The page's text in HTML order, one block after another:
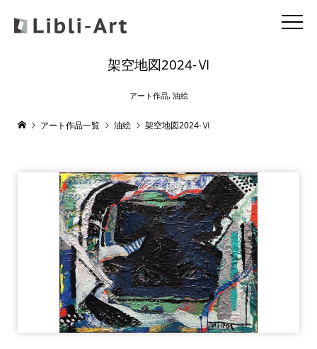
架空地図2024-Ⅵ
アート作品, 油絵
アート作品一覧 油絵 架空地図2024-Ⅵ